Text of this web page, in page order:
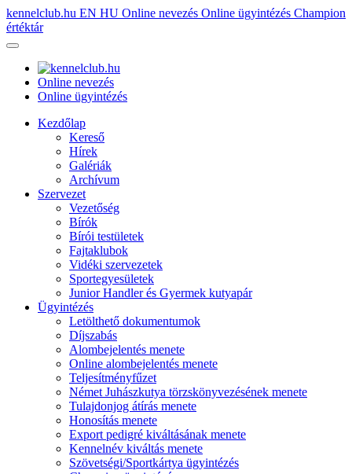
kennelclub.hu EN HU Online nevezés Online ügyintézés Champion
értéktár
Online nevezés
Online ügyintézés
Kezdőlap
Kereső
Hírek
Galériák
Archívum
Szervezet
Vezetőség
Bírók
Bírói testületek
Fajtaklubok
Vidéki szervezetek
Sportegyesületek
Junior Handler és Gyermek kutyapár
Ügyintézés
Letölthető dokumentumok
Díjszabás
Alombejelentés menete
Online alombejelentés menete
Teljesítményfűzet
Német Juhászkutya törzskönyvezésének menete
Tulajdonjog átírás menete
Honosítás menete
Export pedigré kiváltásának menete
Kennelnév kiváltás menete
Szövetségi/Sportkártya ügyintézés